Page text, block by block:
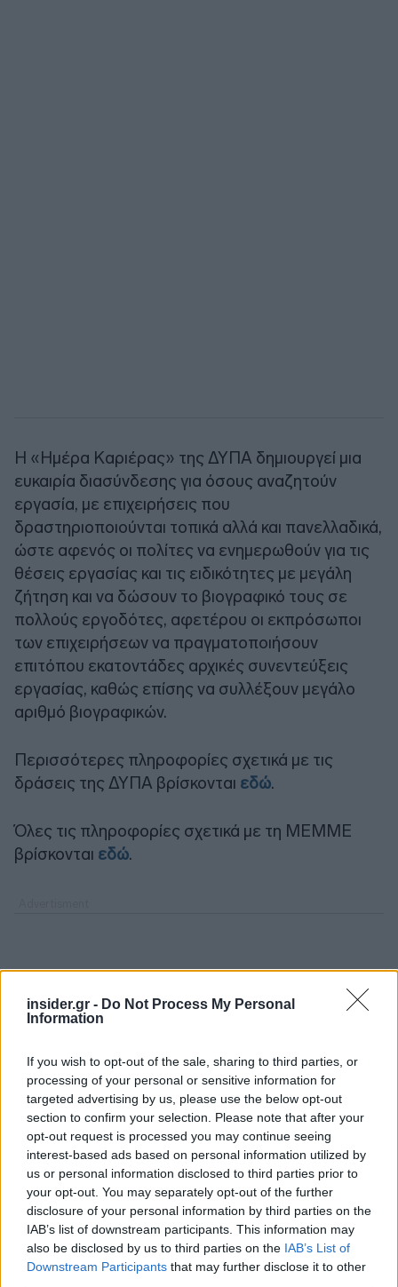
insider.gr - Do Not Process My Personal
Information
If you wish to opt-out of the sale, sharing to third parties, or
processing of your personal or sensitive information for
targeted advertising by us, please use the below opt-out
section to confirm your selection. Please note that after your
opt-out request is processed you may continue seeing
interest-based ads based on personal information utilized by
us or personal information disclosed to third parties prior to
your opt-out. You may separately opt-out of the further
disclosure of your personal information by third parties on the
IAB’s list of downstream participants. This information may
also be disclosed by us to third parties on the IAB’s List of
Downstream Participants that may further disclose it to other
Η «Ημέρα Καριέρας» της ΔΥΠΑ δημιουργεί μια
ευκαιρία διασύνδεσης για όσους αναζητούν
εργασία, με επιχειρήσεις που
δραστηριοποιούνται τοπικά αλλά και πανελλαδικά,
ώστε αφενός οι πολίτες να ενημερωθούν για τις
θέσεις εργασίας και τις ειδικότητες με μεγάλη
ζήτηση και να δώσουν το βιογραφικό τους σε
πολλούς εργοδότες, αφετέρου οι εκπρόσωποι
των επιχειρήσεων να πραγματοποιήσουν
επιτόπου εκατοντάδες αρχικές συνεντεύξεις
εργασίας, καθώς επίσης να συλλέξουν μεγάλο
αριθμό βιογραφικών.
Περισσότερες πληροφορίες σχετικά με τις
δράσεις της ΔΥΠΑ βρίσκονται εδώ.
Όλες τις πληροφορίες σχετικά με τη ΜΕΜΜΕ
βρίσκονται εδώ.